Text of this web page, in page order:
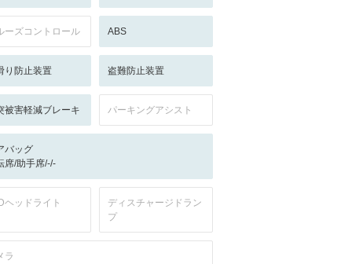
ーズコントロール ABS
り防止装置 盗難防止装置
被害軽減ブレーキ パーキングアシスト
バッグ
席/助手席/-/-
ヘッドライト
ディスチャージドラン
プ
ラ